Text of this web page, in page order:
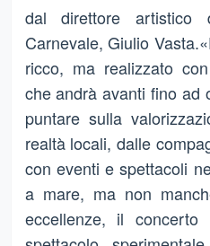
dal direttore artistico
Carnevale, Giulio
ricco, ma realizzato
che andrà avanti fino ad
puntare sulla
realtà locali, dalle
con eventi e spettacoli
a mare, ma non
eccellenze, il